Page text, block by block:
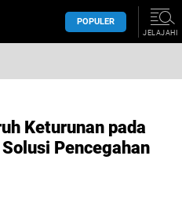
POPULER
JELAJAHI
Keturunan pada
Pencegahan